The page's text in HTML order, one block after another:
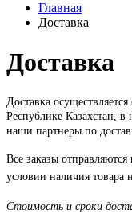
Главная
Доставка
Доставка
Доставка
Республике Казахстан,
наши партнеры по
Все заказы
условии наличия товара
Стоимость и сроки